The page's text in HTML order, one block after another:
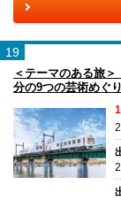
19
＜テーマのある旅
分の9つの芸術めぐ